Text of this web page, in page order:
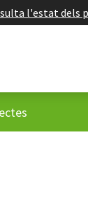
l'estat dels